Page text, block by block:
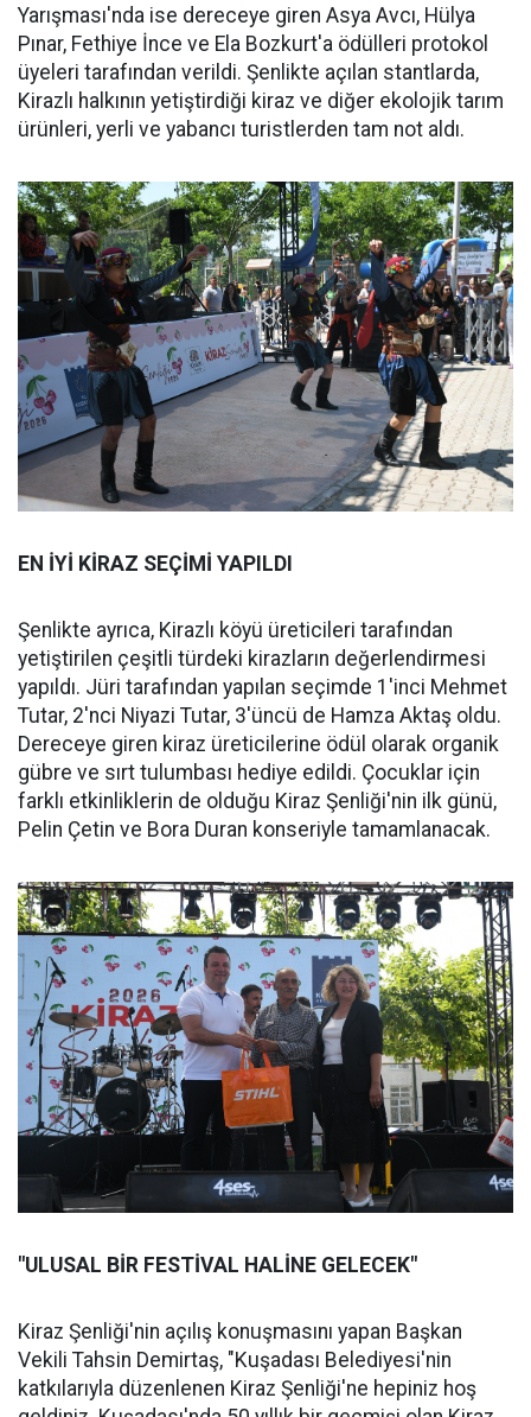
Yarışması'nda ise dereceye giren Asya Avcı, Hülya
Pınar, Fethiye İnce ve Ela Bozkurt'a ödülleri protokol
üyeleri tarafından verildi. Şenlikte açılan stantlarda,
Kirazlı halkının yetiştirdiği kiraz ve diğer ekolojik tarım
ürünleri, yerli ve yabancı turistlerden tam not aldı.
EN İYİ KİRAZ SEÇİMİ YAPILDI
Şenlikte ayrıca, Kirazlı köyü üreticileri tarafından
yetiştirilen çeşitli türdeki kirazların değerlendirmesi
yapıldı. Jüri tarafından yapılan seçimde 1'inci Mehmet
Tutar, 2'nci Niyazi Tutar, 3'üncü de Hamza Aktaş oldu.
Dereceye giren kiraz üreticilerine ödül olarak organik
gübre ve sırt tulumbası hediye edildi. Çocuklar için
farklı etkinliklerin de olduğu Kiraz Şenliği'nin ilk günü,
Pelin Çetin ve Bora Duran konseriyle tamamlanacak.
"ULUSAL BİR FESTİVAL HALİNE GELECEK"
Kiraz Şenliği'nin açılış konuşmasını yapan Başkan
Vekili Tahsin Demirtaş, "Kuşadası Belediyesi'nin
katkılarıyla düzenlenen Kiraz Şenliği'ne hepiniz hoş